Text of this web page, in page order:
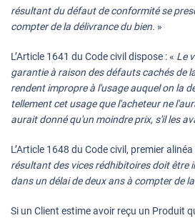
résultant du défaut de conformité se
compter de la délivrance du bien. »
L’Article 1641 du Code civil dispose : « Le
garantie à raison des défauts cachés de
rendent impropre à l'usage auquel on la
tellement cet usage que l'acheteur ne
aurait donné qu'un moindre prix, s'il les
L’Article 1648 du Code civil, premier alinéa
résultant des vices rédhibitoires doit être
dans un délai de deux ans à compter de
Si un Client estime avoir reçu un Produit